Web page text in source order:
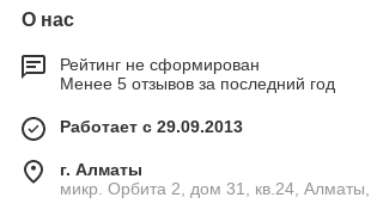
О нас
Рейтинг не сформирован
Менее 5 отзывов за последний год
Работает с 29.09.2013
г. Алматы
микр. Орбита 2, дом 31, кв.24, Алматы,